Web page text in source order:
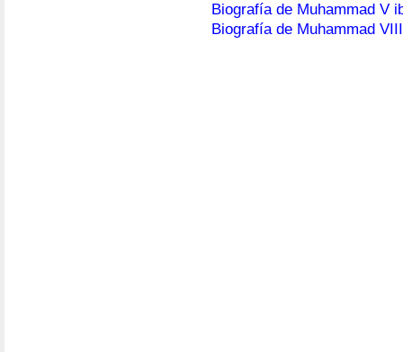
Biografía de Muhammad V
Biografía de Muhammad